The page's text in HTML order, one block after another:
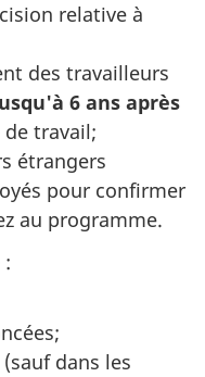
relative à
des travailleurs
6 ans après
travail;
étrangers
pour confirmer
au programme.
dans les